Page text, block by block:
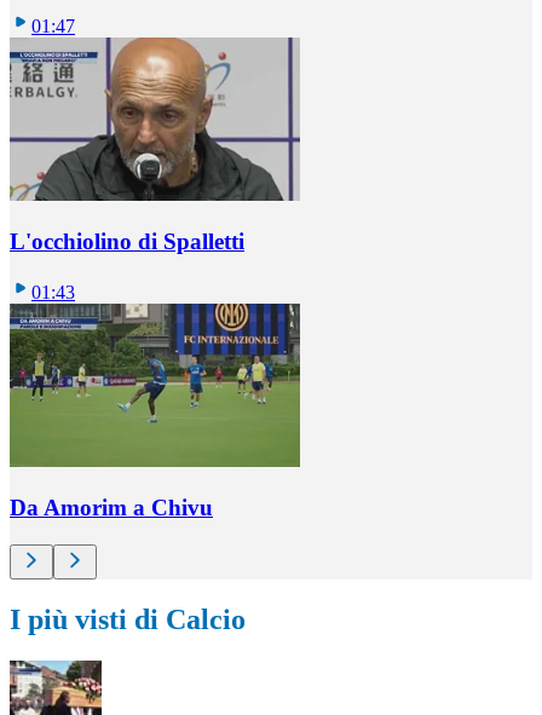
01:47
L'occhiolino di Spalletti
01:43
Da Amorim a Chivu
I più visti di Calcio